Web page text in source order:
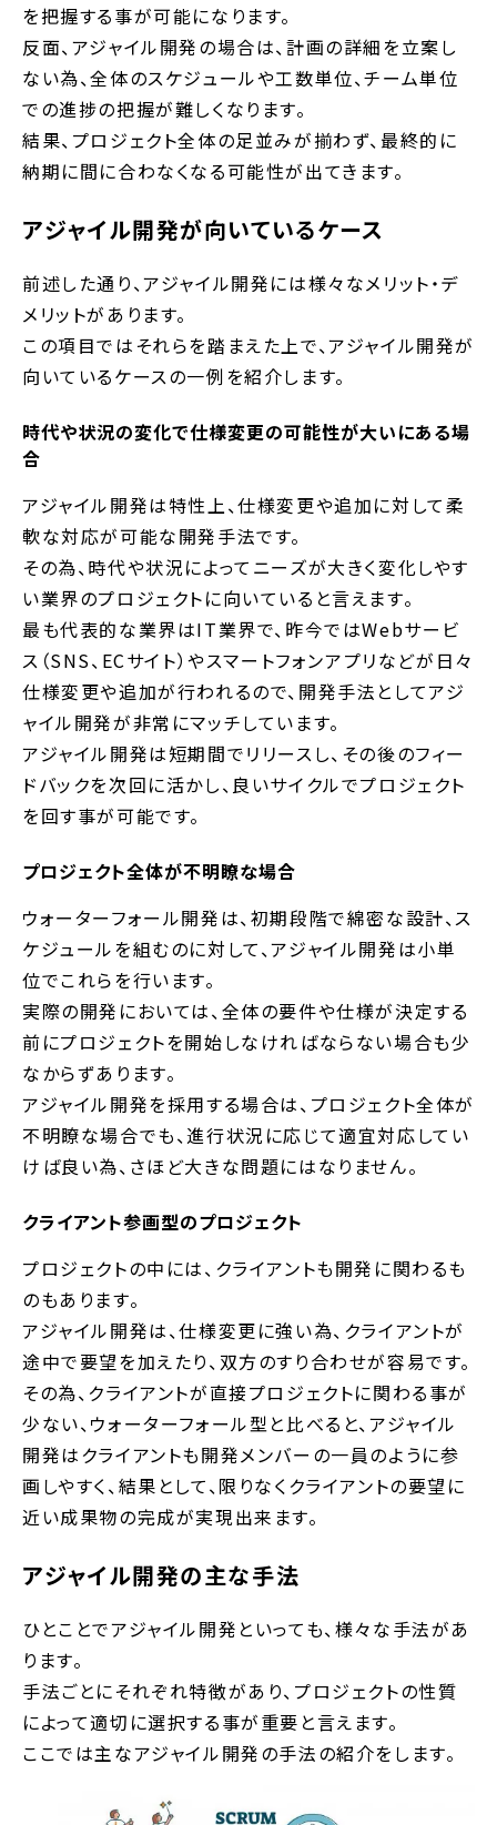
を把握する事が可能になります。
反面、アジャイル開発の場合は、計画の詳細を立案し
ない為、全体のスケジュールや工数単位、チーム単位
での進捗の把握が難しくなります。
結果、プロジェクト全体の足並みが揃わず、最終的に
納期に間に合わなくなる可能性が出てきます。
アジャイル開発が向いているケース
前述した通り、アジャイル開発には様々なメリット・デ
メリットがあります。
この項目ではそれらを踏まえた上で、アジャイル開発が
向いているケースの一例を紹介します。
時代や状況の変化で仕様変更の可能性が大いにある場
合
アジャイル開発は特性上、仕様変更や追加に対して柔
軟な対応が可能な開発手法です。
その為、時代や状況によってニーズが大きく変化しやす
い業界のプロジェクトに向いていると言えます。
最も代表的な業界はIT業界で、昨今ではWebサービ
ス（SNS、ECサイト）やスマートフォンアプリなどが日々
仕様変更や追加が行われるので、開発手法としてアジ
ャイル開発が非常にマッチしています。
アジャイル開発は短期間でリリースし、その後のフィー
ドバックを次回に活かし、良いサイクルでプロジェクト
を回す事が可能です。
プロジェクト全体が不明瞭な場合
ウォーターフォール開発は、初期段階で綿密な設計、ス
ケジュールを組むのに対して、アジャイル開発は小単
位でこれらを行います。
実際の開発においては、全体の要件や仕様が決定する
前にプロジェクトを開始しなければならない場合も少
なからずあります。
アジャイル開発を採用する場合は、プロジェクト全体が
不明瞭な場合でも、進行状況に応じて適宜対応してい
けば良い為、さほど大きな問題にはなりません。
クライアント参画型のプロジェクト
プロジェクトの中には、クライアントも開発に関わるも
のもあります。
アジャイル開発は、仕様変更に強い為、クライアントが
途中で要望を加えたり、双方のすり合わせが容易です。
その為、クライアントが直接プロジェクトに関わる事が
少ない、ウォーターフォール型と比べると、アジャイル
開発はクライアントも開発メンバーの一員のように参
画しやすく、結果として、限りなくクライアントの要望に
近い成果物の完成が実現出来ます。
アジャイル開発の主な手法
ひとことでアジャイル開発といっても、様々な手法があ
ります。
手法ごとにそれぞれ特徴があり、プロジェクトの性質
によって適切に選択する事が重要と言えます。
ここでは主なアジャイル開発の手法の紹介をします。